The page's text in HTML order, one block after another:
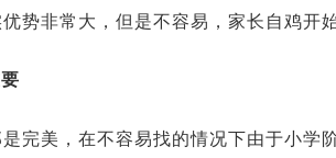
势非常大，但是不容易，家长自鸡开
完美，在不容易找的情况下由于小学